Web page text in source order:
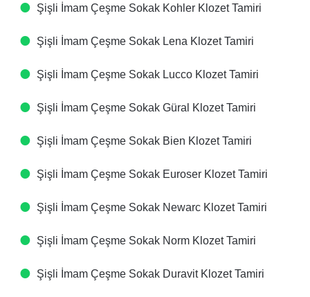
Şişli İmam Çeşme Sokak Kohler Klozet Tamiri
Şişli İmam Çeşme Sokak Lena Klozet Tamiri
Şişli İmam Çeşme Sokak Lucco Klozet Tamiri
Şişli İmam Çeşme Sokak Güral Klozet Tamiri
Şişli İmam Çeşme Sokak Bien Klozet Tamiri
Şişli İmam Çeşme Sokak Euroser Klozet Tamiri
Şişli İmam Çeşme Sokak Newarc Klozet Tamiri
Şişli İmam Çeşme Sokak Norm Klozet Tamiri
Şişli İmam Çeşme Sokak Duravit Klozet Tamiri